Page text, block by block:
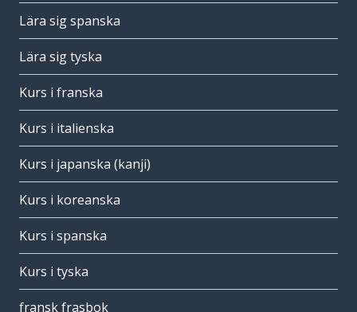
Lära sig spanska
Lära sig tyska
Kurs i franska
Kurs i italienska
Kurs i japanska (kanji)
Kurs i koreanska
Kurs i spanska
Kurs i tyska
fransk frasbok